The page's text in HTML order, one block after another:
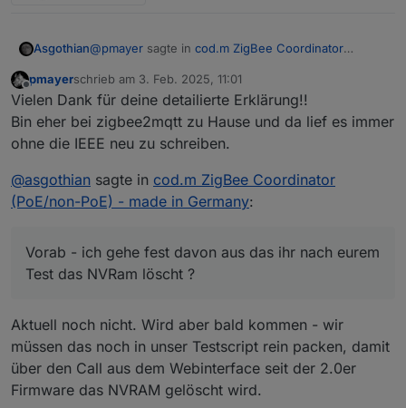
Asgothian@pmayer sagte in cod.m ZigBee Coordinator
Moin,
mal ne Frage: Bei mir häufen sich die
Supportanfragen, ob man am Coordinator auch
Ja, das kann man aber wieso?
Die Leute sagen man müsste das machen,
(zstack) auf unseren Coordinator umziehen will
- um das Neuanlernen zu vermeiden.
Meines wissens reicht es doch die gleiche
Coordinator läuft? Und wenn nicht, braucht
man nur das NVRAM am Coordinator löschen
damit die diecoordinator_backup.json
zurückgespielt werden kann.
Zur Info: Wir testen den Coordinator natürlich
Hallo Patrick,
"user" Problem.
Vorab - ich gehe fest davon aus das ihr nach eurem
Standard-PanID (16x D) nicht umstellen, dann wird
bei Koordinatoren die eine IEEE besitzen deren IEEE
NVRam (auf dem Koordinator sowie auf der
befindet als in der Adapter-Konfiguration
angegeben ist. Da diese in dieser Situation
Hardwarespezifisch ist kann das natürlich zu
Die korrekte Gegenmassnahme ist das eintragen
- sprich der Adapter schon mit 16D und einem
modernen Koordinator läuft - muss man die im
NVRam eingetragene ExtPanID ermitteln und diese
im Adapter eintrage. Das iobroker Diag Skript kann
diese ausgeben. Auch ein Blick in die nvbackup.json
Adapters wird der Adapter mit einer zufälligen
Zeichenfolge vor-initialisiert, so das dieser Effekt
weg sein sollte.
Insgesamt sehe ich nicht das es notwendig ist die
Hardware IEEE des Koordinators umstellen zu
können.
A.
Offline
pmayerschrieb am 3. Feb. 2025, 11:01
zuletzt editiert von
Vielen Dank für deine detailierte Erklärung!!
Bin eher bei zigbee2mqtt zu Hause und da lief es immer
ohne die IEEE neu zu schreiben.
@asgothian sagte in cod.m ZigBee Coordinator
(PoE/non-PoE) - made in Germany:
Vorab - ich gehe fest davon aus das ihr nach eurem
Test das NVRam löscht ?
Aktuell noch nicht. Wird aber bald kommen - wir
müssen das noch in unser Testscript rein packen, damit
über den Call aus dem Webinterface seit der 2.0er
Firmware das NVRAM gelöscht wird.